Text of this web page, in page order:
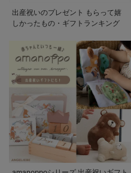
出産祝いのプレゼント もらって嬉
しかったもの・ギフトランキング